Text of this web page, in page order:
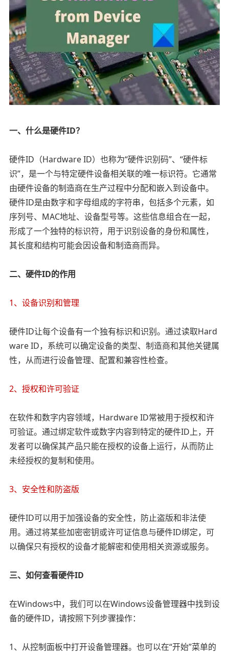
一、什么是硬件ID？
硬件ID（Hardware ID）也称为“硬件识别码”、“硬件标
识”，是一个与特定硬件设备相关联的唯一标识符。它通常
由硬件设备的制造商在生产过程中分配和嵌入到设备中。
硬件ID是由数字和字母组成的字符串，包括多个元素，如
序列号、MAC地址、设备型号等。这些信息组合在一起，
形成了一个独特的标识符，用于识别设备的身份和属性，
其长度和结构可能会因设备和制造商而异。
二、硬件ID的作用
1、设备识别和管理
硬件ID让每个设备有一个独有标识和识别。通过读取Hard
ware ID，系统可以确定设备的类型、制造商和其他关键属
性，从而进行设备管理、配置和兼容性检查。
2、授权和许可验证
在软件和数字内容领域， Hardware ID常被用于授权和许
可验证。通过绑定软件或数字内容到特定的硬件ID上，开
发者可以确保其产品只能在授权的设备上运行，从而防止
未经授权的复制和使用。
3、安全性和防盗版
硬件ID可以用于加强设备的安全性，防止盗版和非法使
用。通过将某些加密密钥或许可证信息与硬件ID绑定，可
以确保只有授权的设备才能解密和使用相关资源或服务。
三、如何查看硬件ID
在Windows中，我们可以在Windows设备管理器中找到设
备的硬件ID，请按照下列步骤操作：
1、从控制面板中打开设备管理器。也可以在“开始”菜单的